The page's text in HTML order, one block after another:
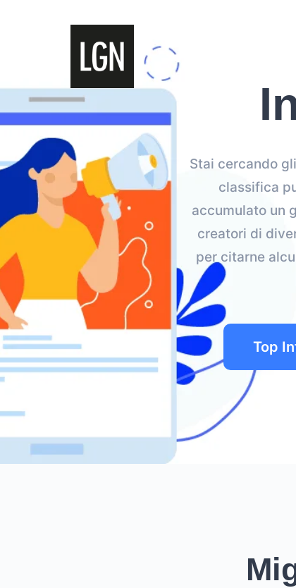
Stai cercando
classifica
accumulato un
creatori di
per citarne
Top